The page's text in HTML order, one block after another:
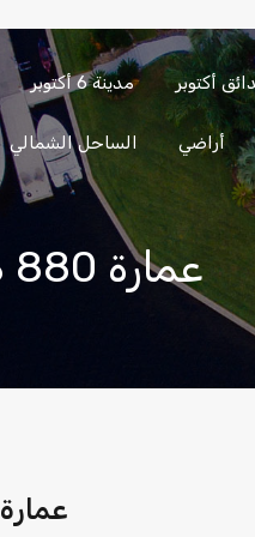
حدائق
الأهرام
مدينة 6 أكتوبر أكتوبر
الساحل الشمالي أراضي
عمارة 880 م للبيع – حلوان
عمارة 880 م للبيع – حلوان